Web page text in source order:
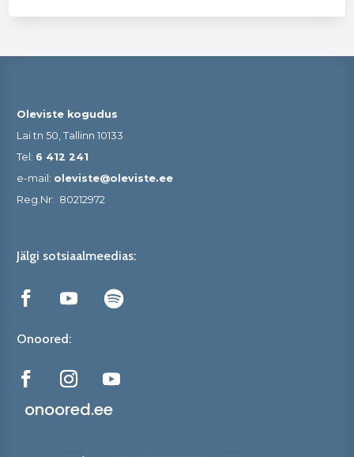
Oleviste kogudus
Lai tn 50, Tallinn 10133
Tel: 6 412 241
e-mail: oleviste@oleviste.ee
Reg.Nr: 80212972
Jälgi sotsiaalmeedias:
Onoored:
onoored.ee